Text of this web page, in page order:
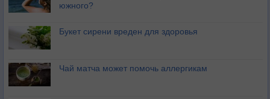
южного?
Букет сирени вреден для здоровья
Чай матча может помочь аллергикам